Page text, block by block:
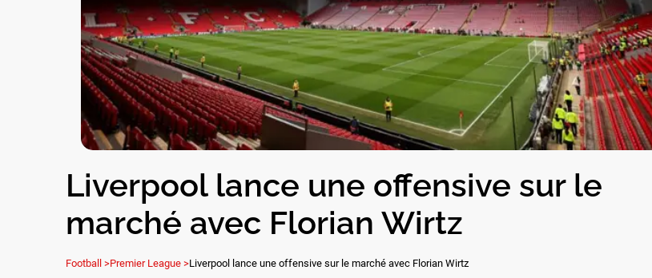
Liverpool lance une offensive sur le
marché avec Florian Wirtz
Football >Premier League >Liverpool lance une offensive sur le marché avec Florian Wirtz